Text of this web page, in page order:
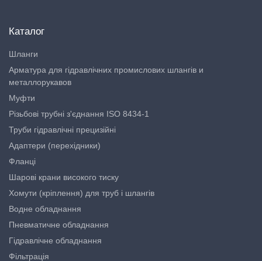
Каталог
Шланги
Арматура для гідравлічних промислових шлангів и
металлорукавов
Муфти
Різьбові трубні з'єднання ISO 8434-1
Труби гідравлічні прецизійні
Адаптери (перехідники)
Фланці
Шарові крани високого тиску
Хомути (кріплення) для труб і шлангів
Водне обладнання
Пневматичне обладнання
Гідравлічне обладнання
Фільтрація